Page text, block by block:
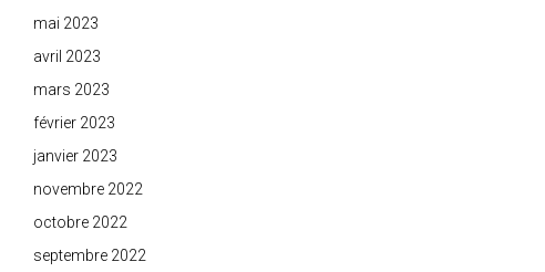
mai 2023
avril 2023
mars 2023
février 2023
janvier 2023
novembre 2022
octobre 2022
septembre 2022